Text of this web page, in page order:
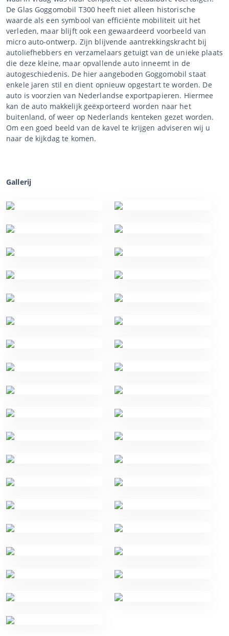
De Glas Goggomobil T300 heeft niet alleen historische
waarde als een symbool van efficiënte mobiliteit uit het
verleden, maar blijft ook een gewaardeerd voorbeeld van
micro auto-ontwerp. Zijn blijvende aantrekkingskracht bij
autoliefhebbers en verzamelaars getuigt van de unieke plaats
die deze kleine, maar opvallende auto inneemt in de
autogeschiedenis. De hier aangeboden Goggomobil staat
enkele jaren stil en dient opnieuw opgestart te worden. De
auto is voorzien van Nederlandse exportpapieren. Hiermee
kan de auto makkelijk geëxporteerd worden naar het
buitenland, of weer op Nederlands kenteken gezet worden.
Om een goed beeld van de kavel te krijgen adviseren wij u
naar de kijkdag te komen.
Gallerij